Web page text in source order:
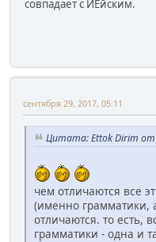
совпадает с ИЕйским.
сентября 29, 2017, 05:11
Цитата: Ettok Dirim от
чем отличаются все
(именно грамматики,
отличаются. то есть,
грамматики - одна и